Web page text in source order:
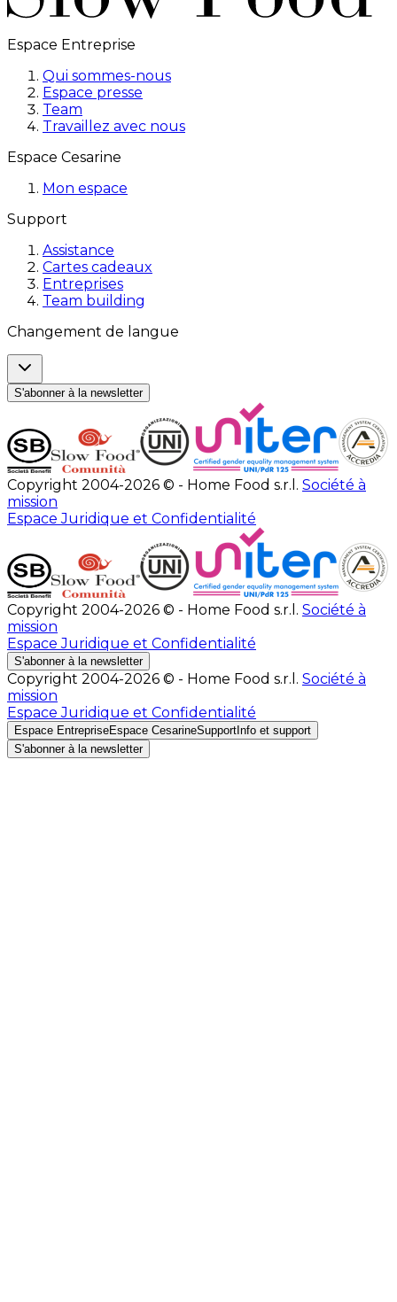
Espace Entreprise
Qui sommes-nous
Espace presse
Team
Travaillez avec nous
Espace Cesarine
Mon espace
Support
Assistance
Cartes cadeaux
Entreprises
Team building
Changement de langue
S'abonner à la newsletter
Copyright 2004-2026 © - Home Food s.r.l. Société à
mission
Espace Juridique et Confidentialité
Copyright 2004-2026 © - Home Food s.r.l. Société à
mission
Espace Juridique et Confidentialité
S'abonner à la newsletter
Copyright 2004-2026 © - Home Food s.r.l. Société à
mission
Espace Juridique et Confidentialité
Espace EntrepriseEspace CesarineSupport Info et support
S'abonner à la newsletter